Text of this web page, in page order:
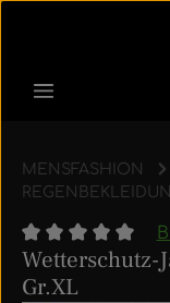
Zum Hauptinhalt
MENSFASHION
Wetterschutz-
Gr.XL